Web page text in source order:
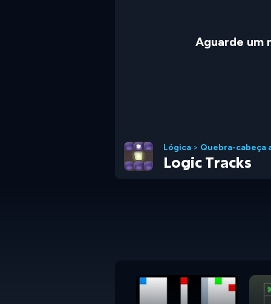
Aguarde um
Lógica > Quebra-cabeça
Logic Tracks